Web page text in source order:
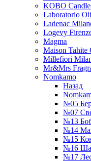
KOBO
Laboratorio
Ladenac
Logevy
Magma
Maison Tahite
Millefiori
Mr&Mrs
Nomkamo
Назад
№05
№07
№13
№14
№15
№16
№17